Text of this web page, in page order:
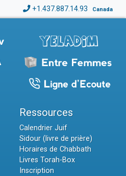
+1.437.887.14.93 Canada
Ressources
Calendrier Juif
Sidour (livre de prière)
Horaires de Chabbath
Livres Torah-Box
Inscription